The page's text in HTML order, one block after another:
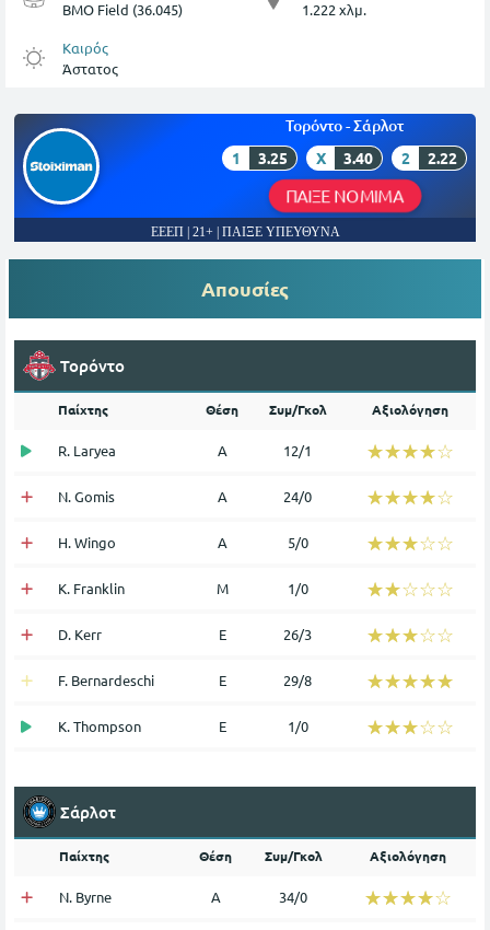
BMO Field (36.045)
1.222 χλμ.
Καιρός
Άστατος
Τορόντο - Σάρλοτ
1 3.25 X 3.40 2 2.22
ΠΑΙΞΕ ΝΟΜΙΜΑ
ΕΕΕΠ | 21+ | ΠΑΙΞΕ ΥΠΕΥΘΥΝΑ
Απουσίες
Τορόντο
Παίχτης Θέση Συμ/Γκολ Αξιολόγηση
R. Laryea Α 12/1 ☆☆☆☆☆
★★★★★
N. Gomis Α 24/0 ☆☆☆☆☆
★★★★★
H. Wingo Α 5/0 ☆☆☆☆☆
★★★★★
K. Franklin Μ 1/0 ☆☆☆☆☆
★★★★★
D. Kerr Ε 26/3 ☆☆☆☆☆
★★★★★
F. Bernardeschi Ε 29/8 ☆☆☆☆☆
★★★★★
K. Thompson Ε 1/0 ☆☆☆☆☆
★★★★★
Σάρλοτ
Παίχτης Θέση Συμ/Γκολ Αξιολόγηση
N. Byrne Α 34/0 ☆☆☆☆☆
★★★★★